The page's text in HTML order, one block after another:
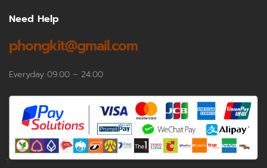
Need Help
phongkit@gmail.com
Everyday 09.00 – 24.00